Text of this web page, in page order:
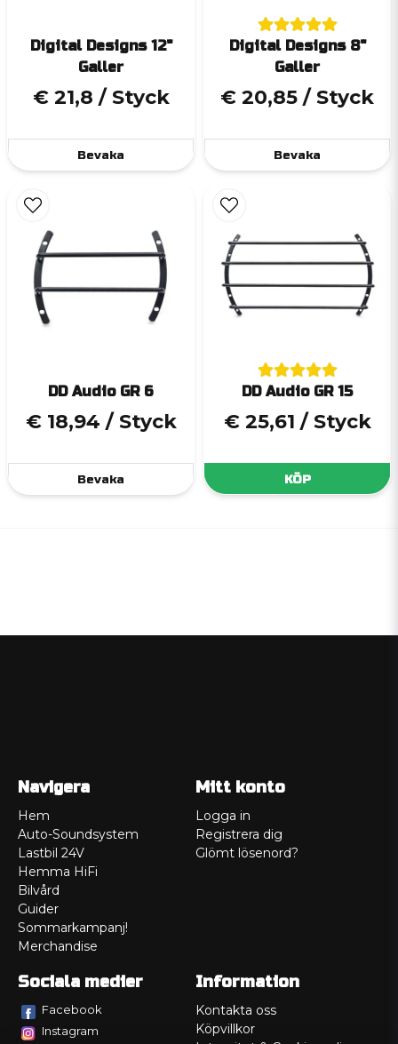
Digital Designs 12"
Galler
€ 21,8 / Styck
Bevaka
Digital Designs 8"
Galler
€ 20,85 / Styck
Bevaka
DD Audio GR 6
€ 18,94 / Styck
Bevaka
DD Audio GR 15
€ 25,61 / Styck
KÖP
Navigera
Hem
Auto-Soundsystem
Lastbil 24V
Hemma HiFi
Bilvård
Guider
Sommarkampanj!
Merchandise
Mitt konto
Logga in
Registrera dig
Glömt lösenord?
Sociala medier
Facebook
Instagram
Information
Kontakta oss
Köpvillkor